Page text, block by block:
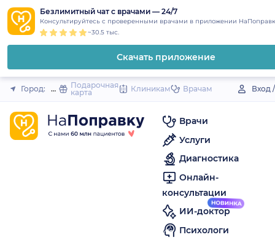
to
content
Безлимитный чат с врачами — 24/7
Консультируйтесь с проверенными врачами в приложении
~30.5 тыс.
Скачать приложение
Закрыть
Город: ДегтярскПодарочная
карта
Клиникам Врачам Вход
Врачи
Услуги
Диагностика
Онлайн-
консультации
ИИ-доктор
Психологи